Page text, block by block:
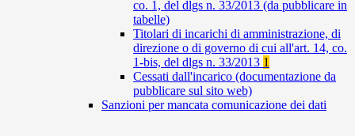
co. 1, del dlgs n. 33/2013 (da pubblicare in
tabelle)
Titolari di incarichi di amministrazione, di
direzione o di governo di cui all'art. 14, co.
1-bis, del dlgs n. 33/2013 1
Cessati dall'incarico (documentazione da
pubblicare sul sito web)
Sanzioni per mancata comunicazione dei dati